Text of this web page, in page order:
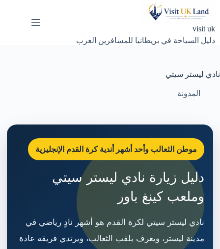
visit uk
دليل السياحة في بريطانيا للمسافرين العرب
نادي ليستر سيتي
المدونة
موطن الثعالب وأحد أشهر أندية كرة القدم الإنجليزية
دليل زيارة نادي ليستر سيتي
وملعب كينغ باور
نادي ليستر سيتي لكرة القدم هو أشهر نادٍ رياضي في
مدينة ليستر، ويعرف بلقب الثعالب، ويرتدي فريقه عادة